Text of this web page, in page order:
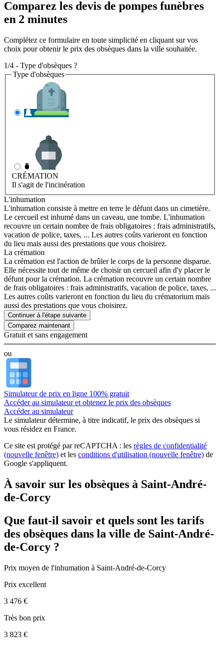
Comparez les devis de pompes funèbres
en 2 minutes
Complétez ce formulaire en toute simplicité en cliquant sur vos
choix pour obtenir le prix des obsèques dans la ville souhaitée.
1/4 - Type d'obsèques ?
Type d'obsèques
CRÉMATION
Il s'agit de l'incinération
L'inhumation
L'inhumation consiste à mettre en terre le défunt dans un cimetière.
Le cercueil est inhumé dans un caveau, une tombe. L'inhumation
recouvre un certain nombre de frais obligatoires : frais administratifs,
vacation de police, taxes, ... Les autres coûts varieront en fonction
du lieu mais aussi des prestations que vous choisirez.
La crémation
La crémation est l'action de brûler le corps de la personne disparue.
Elle nécessite tout de même de choisir un cercueil afin d'y placer le
défunt pour la crémation. La crémation recouvre un certain nombre
de frais obligatoires : frais administratifs, vacation de police, taxes, ...
Les autres coûts varieront en fonction du lieu du crématorium mais
aussi des prestations que vous choisirez.
Continuer à l'étape suivante
Gratuit et sans engagement
ou
Simulateur de prix en ligne 100% gratuit
Accéder au simulateur et obtenez le prix des obsèques
Accéder au simulateur
Le simulateurdétermine, à titre indicatif, le prix des obsèques si
vous résidez en France.
Ce site est protégé par reCAPTCHA : les règles de confidentialité
(nouvelle fenêtre) et les conditions d'utilisation (nouvelle fenêtre) de
Google s'appliquent.
À savoir sur les obsèques à Saint-André-
de-Corcy
Que faut-il savoir et quels sont les tarifs
des obsèques dans la ville de Saint-André-
de-Corcy ?
Prix moyen de l'inhumation à Saint-André-de-Corcy
Prix excellent
3 476 €
Très bon prix
3 823 €